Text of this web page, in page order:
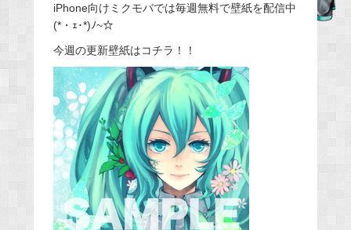
o
o
k
iPhone向けミクモバでは毎週無料で壁紙を配信中
(*・ｪ･*)ﾉ~☆
今週の更新壁紙はコチラ！！